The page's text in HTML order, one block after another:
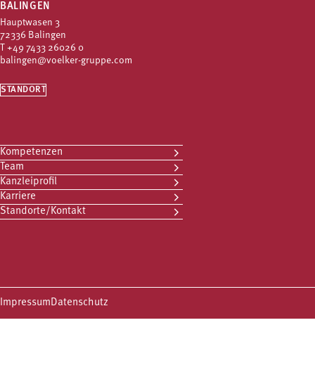
BALINGEN
Hauptwasen 3
72336 Balingen
+49 7433 26026 0
balingen@voelker-gruppe.com
STANDORT
Kompetenzen
Team
Kanzleiprofil
Karriere
Standorte/Kontakt
Impressum Datenschutz